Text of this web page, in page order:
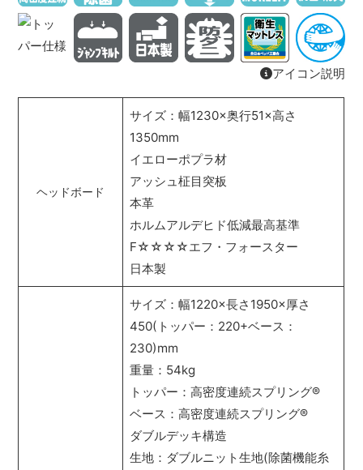
アイコン説明
ヘッドボード
サイズ：幅1230×奥行51×高さ
1350mm
イエローポプラ材
アッシュ柾目突板
本革
ホルムアルデヒド低減最高基準
F☆☆☆☆エフ・フォースター
日本製
サイズ：幅1220×長さ1950×厚さ
450(トッパー：220+ベース：
230)mm
重量：54kg
トッパー：高密度連続スプリング®
ベース：高密度連続スプリング®
ダブルデッキ構造
生地：ダブルニット生地(除菌機能糸